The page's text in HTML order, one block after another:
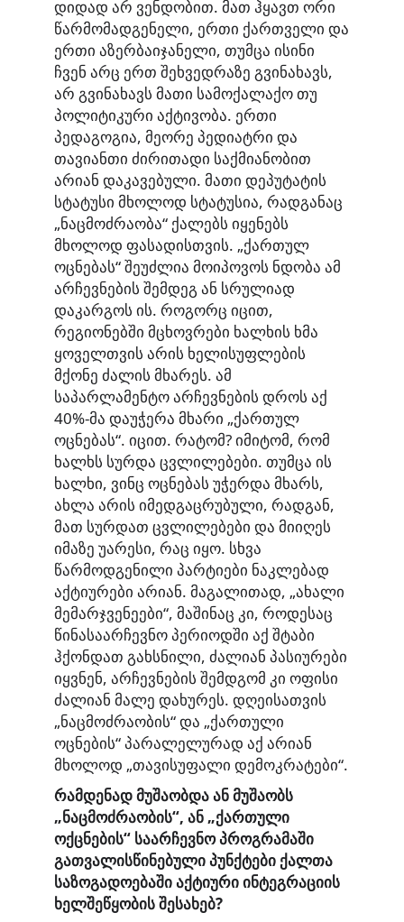
დიდად არ ვენდობით. მათ ჰყავთ ორი
წარმომადგენელი, ერთი ქართველი და
ერთი აზერბაიჯანელი, თუმცა ისინი
ჩვენ არც ერთ შეხვედრაზე გვინახავს,
არ გვინახავს მათი სამოქალაქო თუ
პოლიტიკური აქტივობა. ერთი
პედაგოგია, მეორე პედიატრი და
თავიანთი ძირითადი საქმიანობით
არიან დაკავებული. მათი დეპუტატის
სტატუსი მხოლოდ სტატუსია, რადგანაც
„ნაცმოძრაობა“ ქალებს იყენებს
მხოლოდ ფასადისთვის. „ქართულ
ოცნებას“ შეუძლია მოიპოვოს ნდობა ამ
არჩევნების შემდეგ ან სრულიად
დაკარგოს ის. როგორც იცით,
რეგიონებში მცხოვრები ხალხის ხმა
ყოველთვის არის ხელისუფლების
მქონე ძალის მხარეს. ამ
საპარლამენტო არჩევნების დროს აქ
40%-მა დაუჭერა მხარი „ქართულ
ოცნებას“. იცით. რატომ? იმიტომ, რომ
ხალხს სურდა ცვლილებები. თუმცა ის
ხალხი, ვინც ოცნებას უჭერდა მხარს,
ახლა არის იმედგაცრუბული, რადგან,
მათ სურდათ ცვლილებები და მიიღეს
იმაზე უარესი, რაც იყო. სხვა
წარმოდგენილი პარტიები ნაკლებად
აქტიურები არიან. მაგალითად, „ახალი
მემარჯვენეები“, მაშინაც კი, როდესაც
წინასაარჩევნო პერიოდში აქ შტაბი
ჰქონდათ გახსნილი, ძალიან პასიურები
იყვნენ, არჩევნების შემდგომ კი ოფისი
ძალიან მალე დახურეს. დღეისათვის
„ნაცმოძრაობის“ და „ქართული
ოცნების“ პარალელურად აქ არიან
მხოლოდ „თავისუფალი დემოკრატები“.
რამდენად მუშაობდა ან მუშაობს
„ნაცმოძრაობის“, ან „ქართული
ოქცნების“ საარჩევნო პროგრამაში
გათვალისწინებული პუნქტები ქალთა
საზოგადოებაში აქტიური ინტეგრაციის
ხელშეწყობის შესახებ?